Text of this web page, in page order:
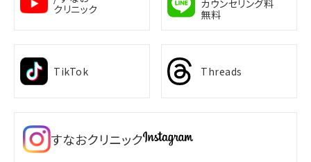
クリニック
カウンセリング料
無料
TikTok Threads
すなおクリニック